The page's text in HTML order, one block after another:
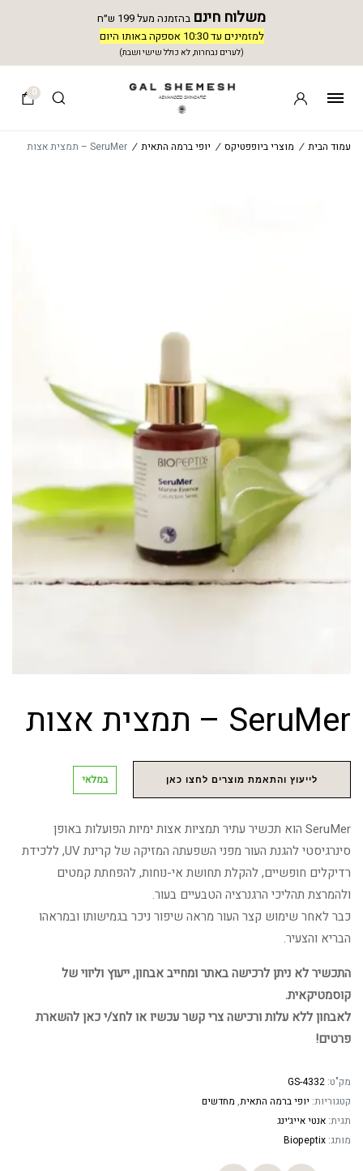
משלוח חינם בהזמנה מעל 199 ש״ח
למזמינים עד 10:30 אספקה באותו היום
(לערים נבחרות, לא כולל שישי ושבת)
0
עמוד הבית / מוצרי ביופפטיקס / יופי ברמה התאית / SeruMer – תמצית אצות
SeruMer – תמצית אצות
לייעוץ והתאמת מוצרים לחצו כאן במלאי
SeruMer הוא תכשיר עתיר תמציות אצות ימיות הפועלות באופן
סינרגיסטי להגנת העור מפני השפעתה המזיקה של קרינת UV, ללכידת
רדיקלים חופשיים, להקלת תחושת אי-נוחות, להפחתת קמטים
ולהמרצת תהליכי הרגנרציה הטבעיים בעור.
כבר לאחר שימוש קצר העור מראה שיפור ניכר בגמישותו ובמראהו
הבריא והצעיר.
התכשיר לא ניתן לרכישה באתר ומחייב אבחון, ייעוץ וליווי של
קוסמטיקאית.
לאבחון ללא עלות ורכישה צרי קשר עכשיו או לחצ/י כאן להשארת
פרטים!
מק"ט: GS-4332
קטגוריות: יופי ברמה התאית, מחדשים
תגית: אנטי אייג׳ינג
מותג: Biopeptix